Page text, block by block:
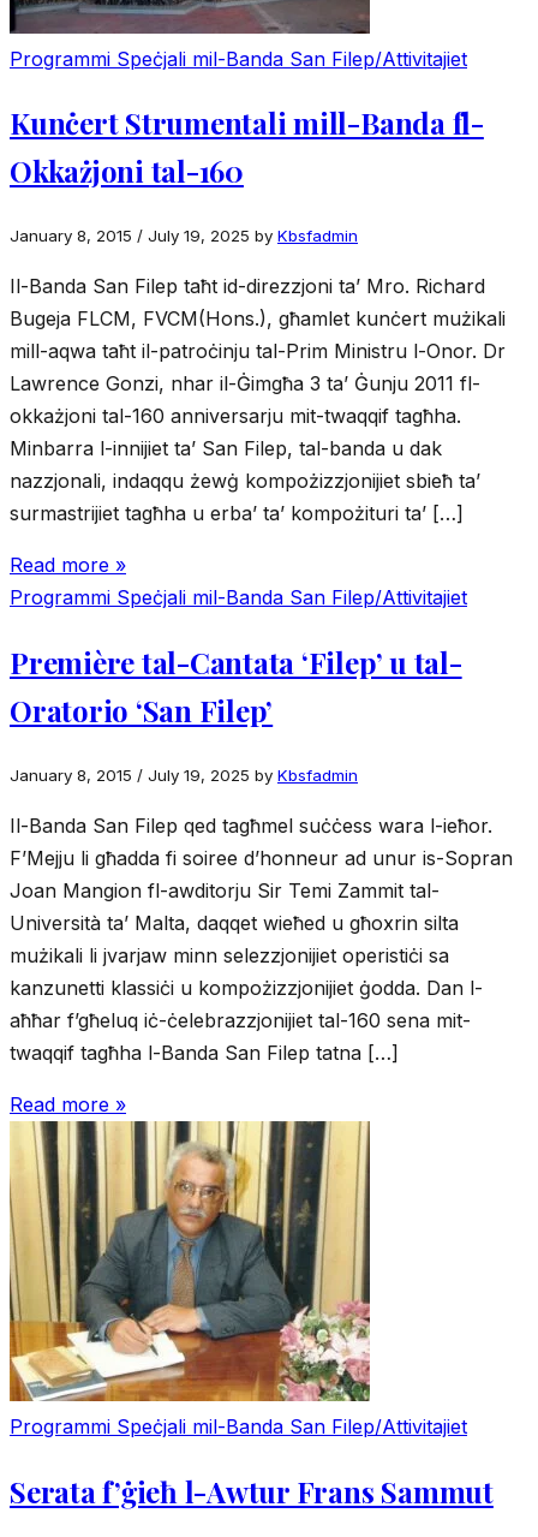
Programmi Speċjali mil-Banda San Filep/Attivitajiet
Kunċert Strumentali mill-Banda fl-
Okkażjoni tal-160
January 8, 2015 / July 19, 2025 by Kbsfadmin
Il-Banda San Filep taħt id-direzzjoni ta’ Mro. Richard
Bugeja FLCM, FVCM(Hons.), għamlet kunċert mużikali
mill-aqwa taħt il-patroċinju tal-Prim Ministru l-Onor. Dr
Lawrence Gonzi, nhar il-Ġimgħa 3 ta’ Ġunju 2011 fl-
okkażjoni tal-160 anniversarju mit-twaqqif tagħha.
Minbarra l-innijiet ta’ San Filep, tal-banda u dak
nazzjonali, indaqqu żewġ kompożizzjonijiet sbieħ ta’
surmastrijiet tagħha u erba’ ta’ kompożituri ta’ […]
Read more »
Programmi Speċjali mil-Banda San Filep/Attivitajiet
Première tal-Cantata ‘Filep’ u tal-
Oratorio ‘San Filep’
January 8, 2015 / July 19, 2025 by Kbsfadmin
Il-Banda San Filep qed tagħmel suċċess wara l-ieħor.
F’Mejju li għadda fi soiree d’honneur ad unur is-Sopran
Joan Mangion fl-awditorju Sir Temi Zammit tal-
Università ta’ Malta, daqqet wieħed u għoxrin silta
mużikali li jvarjaw minn selezzjonijiet operistiċi sa
kanzunetti klassiċi u kompożizzjonijiet ġodda. Dan l-
aħħar f’għeluq iċ-ċelebrazzjonijiet tal-160 sena mit-
twaqqif tagħha l-Banda San Filep tatna […]
Read more »
Programmi Speċjali mil-Banda San Filep/Attivitajiet
Serata f’ġieħ l-Awtur Frans Sammut